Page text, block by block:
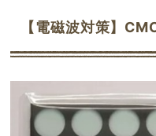
【電磁波対策】